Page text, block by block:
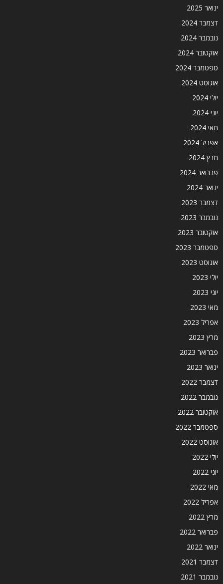
ינואר 2025
דצמבר 2024
נובמבר 2024
אוקטובר 2024
ספטמבר 2024
אוגוסט 2024
יולי 2024
יוני 2024
מאי 2024
אפריל 2024
מרץ 2024
פברואר 2024
ינואר 2024
דצמבר 2023
נובמבר 2023
אוקטובר 2023
ספטמבר 2023
אוגוסט 2023
יולי 2023
יוני 2023
מאי 2023
אפריל 2023
מרץ 2023
פברואר 2023
ינואר 2023
דצמבר 2022
נובמבר 2022
אוקטובר 2022
ספטמבר 2022
אוגוסט 2022
יולי 2022
יוני 2022
מאי 2022
אפריל 2022
מרץ 2022
פברואר 2022
ינואר 2022
דצמבר 2021
נובמבר 2021